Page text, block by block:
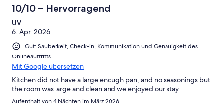
10/10 – Hervorragend
UV
6. Apr. 2026
Gut: Sauberkeit, Check-in, Kommunikation und Genauigkeit des
Onlineauftritts
Mit Google übersetzen
Kitchen did not have a large enough pan, and no seasonings but
the room was large and clean and we enjoyed our stay.
Aufenthalt von 4 Nächten im März 2026